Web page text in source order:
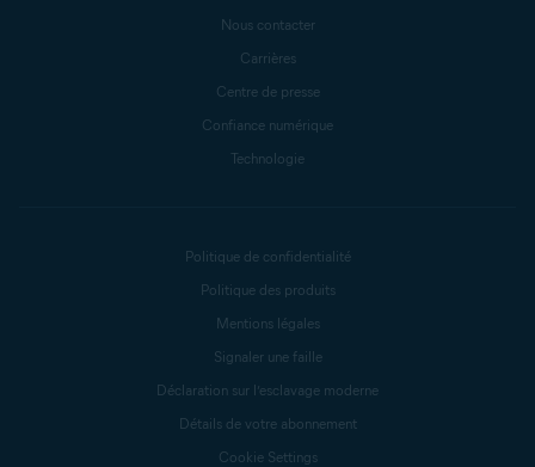
Nous contacter
Carrières
Centre de presse
Confiance numérique
Technologie
Politique de confidentialité
Politique des produits
Mentions légales
Signaler une faille
Déclaration sur l’esclavage moderne
Détails de votre abonnement
Cookie Settings